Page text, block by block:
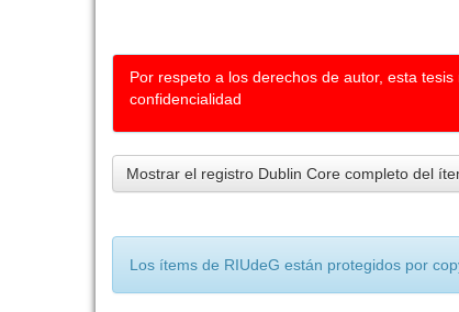
Por respeto a los derechos de autor, esta
confidencialidad
Mostrar el registro Dublin Core completo del
Los ítems de RIUdeG están protegidos por